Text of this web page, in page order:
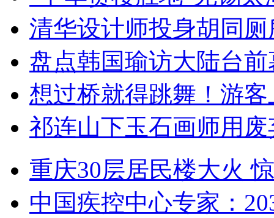
清华设计师投身胡同
盘点韩国瑜访大陆台
想过桥就得跳舞！游客
祁连山下玉石画师用
重庆30层居民楼大火
中国疾控中心专家：